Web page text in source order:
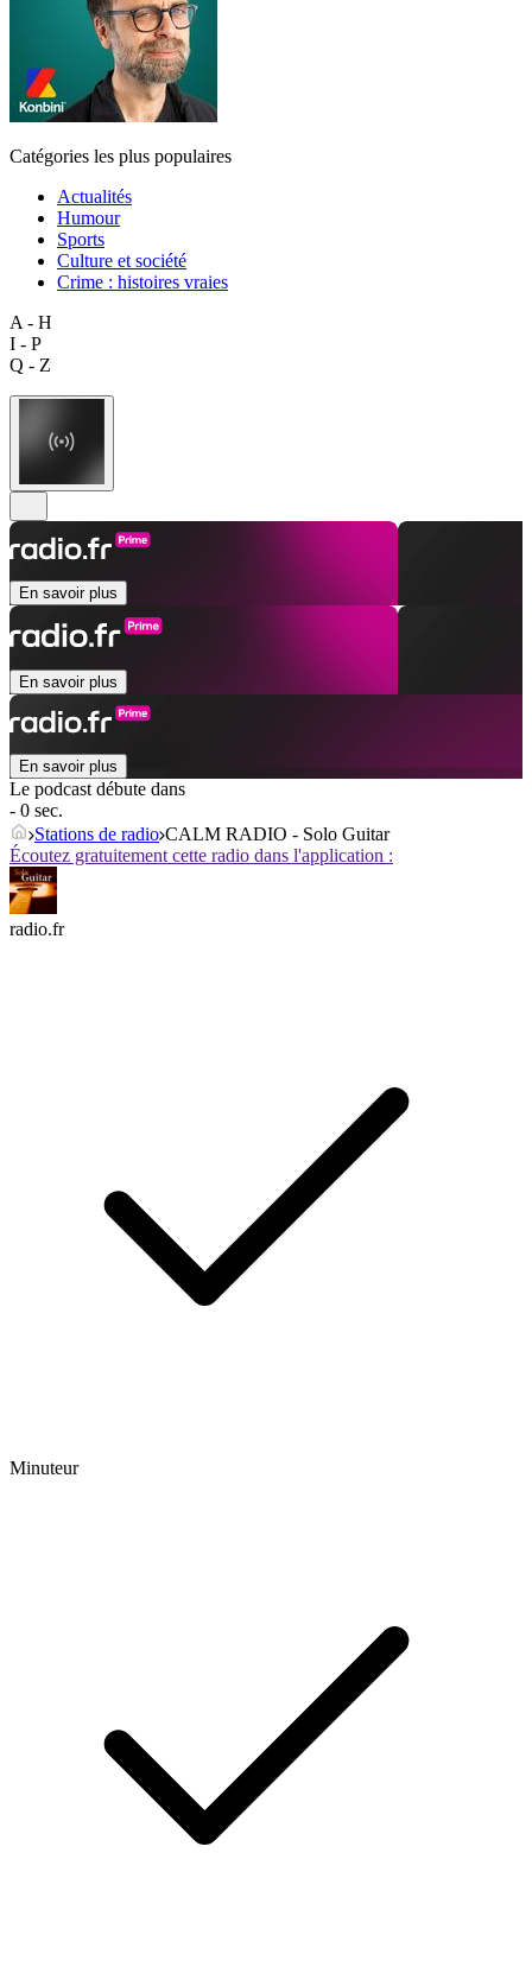
Catégories les plus populaires
Actualités
Humour
Sports
Culture et société
Crime : histoires vraies
A - H
I - P
Q - Z
En savoir plus
En savoir plus
En savoir plus
Le podcast débute dans
- 0 sec.
Stations de radio CALM RADIO - Solo Guitar
Écoutez gratuitement cette radio dans l'application :
radio.fr
Minuteur